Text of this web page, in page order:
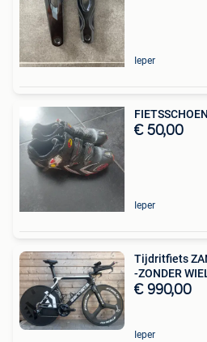
Ieper
€ 50,00
Ieper
Tijdritfiets
-ZONDER
€ 990,00
Ieper